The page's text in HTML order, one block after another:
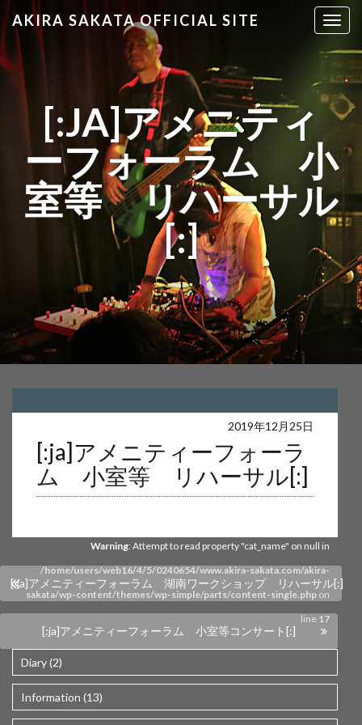
T
g
g
l
e
a
v
g
a
i
o
AKIRA SAKATA OFFICIAL SITE
[:JA]アメニティ
ーフォーラム 小
室等 リハーサル
[:]
: Undefined array key 0 in
/home/users/web16/4/5/0240654/www.akira-sakata.com/akira-
sakata/wp-content/themes/wp-simple/parts/content-single.php
line
Warning: Attempt to read property "cat_name" on null in
/home/users/web16/4/5/0240654/www.akira-sakata.com/akira-
sakata/wp-content/themes/wp-simple/parts/content-single.php on
line 17
2019年12月25日
[:ja]アメニティーフォーラ
ム 小室等 リハーサル[:]
[:ja]アメニティーフォーラム 湖南ワークショップ リハーサル[:]
[:ja]アメニティーフォーラム 小室等コンサート[:]
Diary (2)
Information (13)